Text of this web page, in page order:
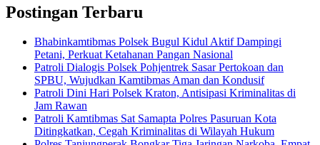
Postingan Terbaru
Bhabinkamtibmas Polsek Bugul Kidul Aktif Dampingi
Petani, Perkuat Ketahanan Pangan Nasional
Patroli Dialogis Polsek Pohjentrek Sasar Pertokoan dan
SPBU, Wujudkan Kamtibmas Aman dan Kondusif
Patroli Dini Hari Polsek Kraton, Antisipasi Kriminalitas di
Jam Rawan
Patroli Kamtibmas Sat Samapta Polres Pasuruan Kota
Ditingkatkan, Cegah Kriminalitas di Wilayah Hukum